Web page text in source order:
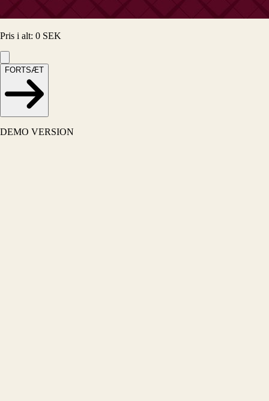
Pris i alt: 0 SEK
FORTSÆT
DEMO VERSION